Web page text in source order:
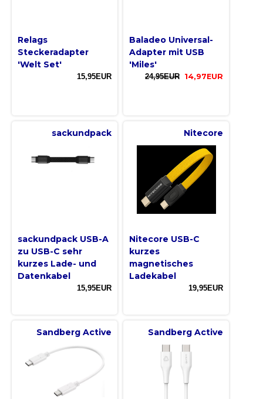
Relags
Steckeradapter
'Welt Set'
15,95EUR
Baladeo Universal-
Adapter mit USB
'Miles'
24,95EUR 14,97EUR
sackundpack
sackundpack USB-A
zu USB-C sehr
kurzes Lade- und
Datenkabel
15,95EUR
Nitecore
Nitecore USB-C
kurzes
magnetisches
Ladekabel
19,95EUR
Sandberg Active Sandberg Active